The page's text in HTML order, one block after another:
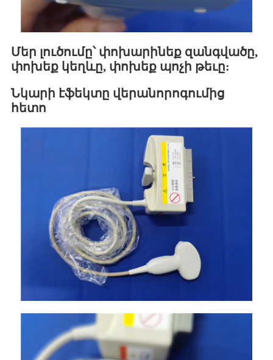
Մեր լուծումը՝ փոխարինեք զանգվածը,
փոխեք կեղևը, փոխեք պոչի թեւը:
Նկարի էֆեկտը վերանորոգումից
հետո